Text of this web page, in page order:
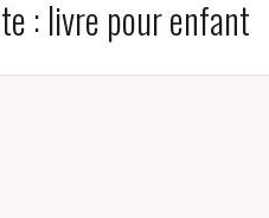
: livre pour enfant